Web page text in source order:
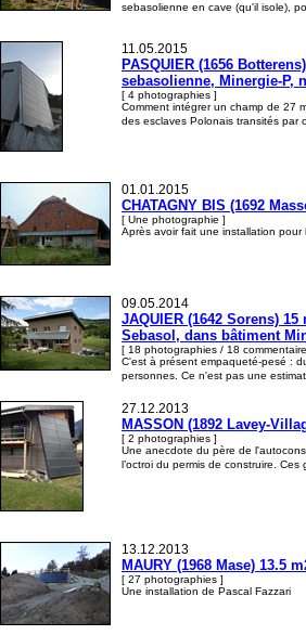
sebasolienne en cave (qu'il isole),
11.05.2015
PASQUIER (1656
sebasolienne, Minergie-P,
[ 4 photographies ]
Comment intégrer un champ de 27
des esclaves Polonais transités par
01.01.2015
CHATAGNY BIS (1692
[ Une photographie ]
Après avoir fait une installation
09.05.2014
JAQUIER (1642 Sorens)
Sebasol, dans bâtiment
[ 18 photographies / 18
C'est à présent empaqueté-pesé :
personnes. Ce n'est pas une
27.12.2013
MASSON (1892 Lavey-
[ 2 photographies ]
Une anecdote du père de
l’octroi du permis de construire.
13.12.2013
MAURY (1968 Mase)
[ 27 photographies ]
Une installation de Pascal Fazzari